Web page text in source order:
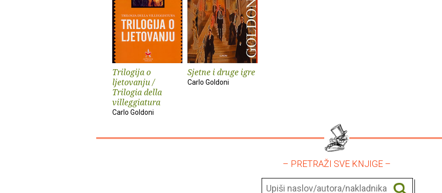
Trilogija o
ljetovanju /
Trilogia della
villeggiatura
Carlo Goldoni
Sjetne i druge igre
Carlo Goldoni
– PRETRAŽI SVE KNJIGE –